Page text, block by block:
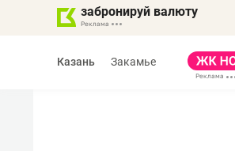
забронируй валюту
Казань Закамье